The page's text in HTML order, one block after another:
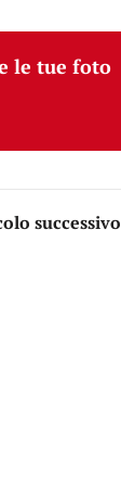
le tue foto
successivo